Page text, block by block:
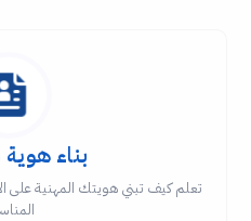
بناء
تعلم كيف تبني هويتك المهنية على